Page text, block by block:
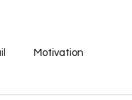
Motivation